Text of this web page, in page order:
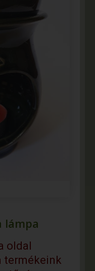
lámpa
oldal
termékeink